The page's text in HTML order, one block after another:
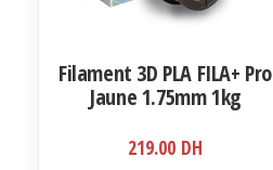
Filament 3D PLA FILA+ Pro
Jaune 1.75mm 1kg
219.00 DH